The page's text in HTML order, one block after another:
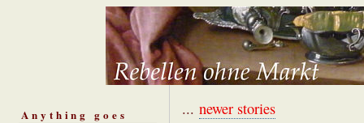
Anything goes ... newer stories